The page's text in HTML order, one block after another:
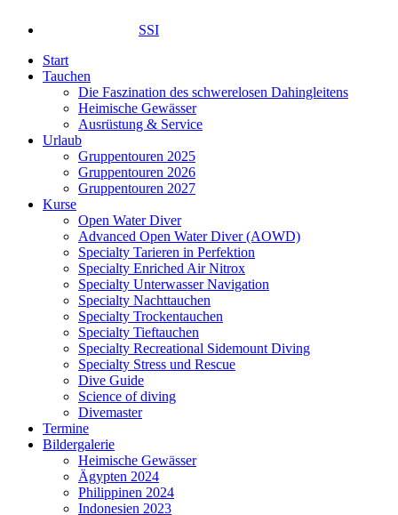
SSI
Start
Tauchen
Die Faszination des schwerelosen Dahingleitens
Heimische Gewässer
Ausrüstung & Service
Urlaub
Gruppentouren 2025
Gruppentouren 2026
Gruppentouren 2027
Kurse
Open Water Diver
Advanced Open Water Diver (AOWD)
Specialty Tarieren in Perfektion
Specialty Enriched Air Nitrox
Specialty Unterwasser Navigation
Specialty Nachttauchen
Specialty Trockentauchen
Specialty Tieftauchen
Specialty Recreational Sidemount Diving
Specialty Stress und Rescue
Dive Guide
Science of diving
Divemaster
Termine
Bildergalerie
Heimische Gewässer
Ägypten 2024
Philippinen 2024
Indonesien 2023